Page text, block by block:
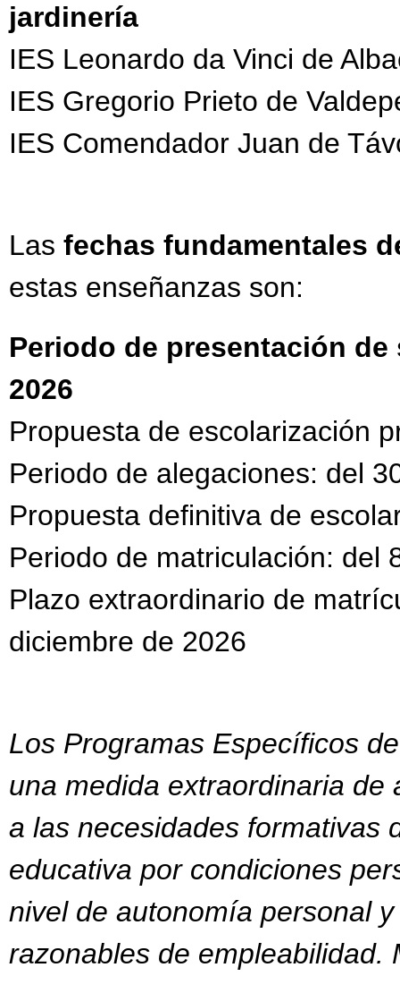
jardinería
IES Leonardo da Vinci de
IES Gregorio Prieto de
IES Comendador Juan de
Las fechas fundamentales
estas enseñanzas son:
Periodo de presentación
2026
Propuesta de escolarización
Periodo de alegaciones: del
Propuesta definitiva de
Periodo de matriculación: del
Plazo extraordinario de
diciembre de 2026
Los Programas Específicos
una medida extraordinaria
a las necesidades formativas
educativa por condiciones
nivel de autonomía personal
razonables de empleabilidad.